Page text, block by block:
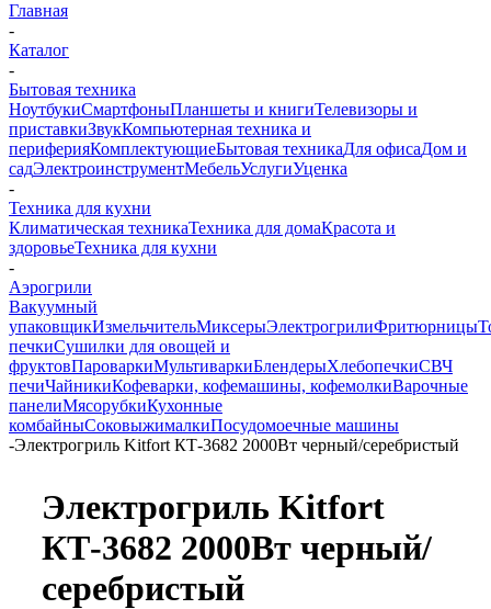
Главная
-
Каталог
-
Бытовая техника
НоутбукиСмартфоныПланшеты и книгиТелевизоры и
приставкиЗвукКомпьютерная техника и
периферияКомплектующиеБытовая техникаДля офисаДом и
садЭлектроинструментМебельУслугиУценка
-
Техника для кухни
Климатическая техникаТехника для домаКрасота и
здоровьеТехника для кухни
-
Аэрогрили
Вакуумный
упаковщикИзмельчительМиксерыЭлектрогрилиФритюрницы
печкиСушилки для овощей и
фруктовПароваркиМультиваркиБлендерыХлебопечкиСВЧ
печиЧайникиКофеварки, кофемашины, кофемолкиВарочные
панелиМясорубкиКухонные
комбайныСоковыжималкиПосудомоечные машины
-Электрогриль Kitfort КТ-3682 2000Вт черный/серебристый
Электрогриль Kitfort
КТ-3682 2000Вт черный/
серебристый